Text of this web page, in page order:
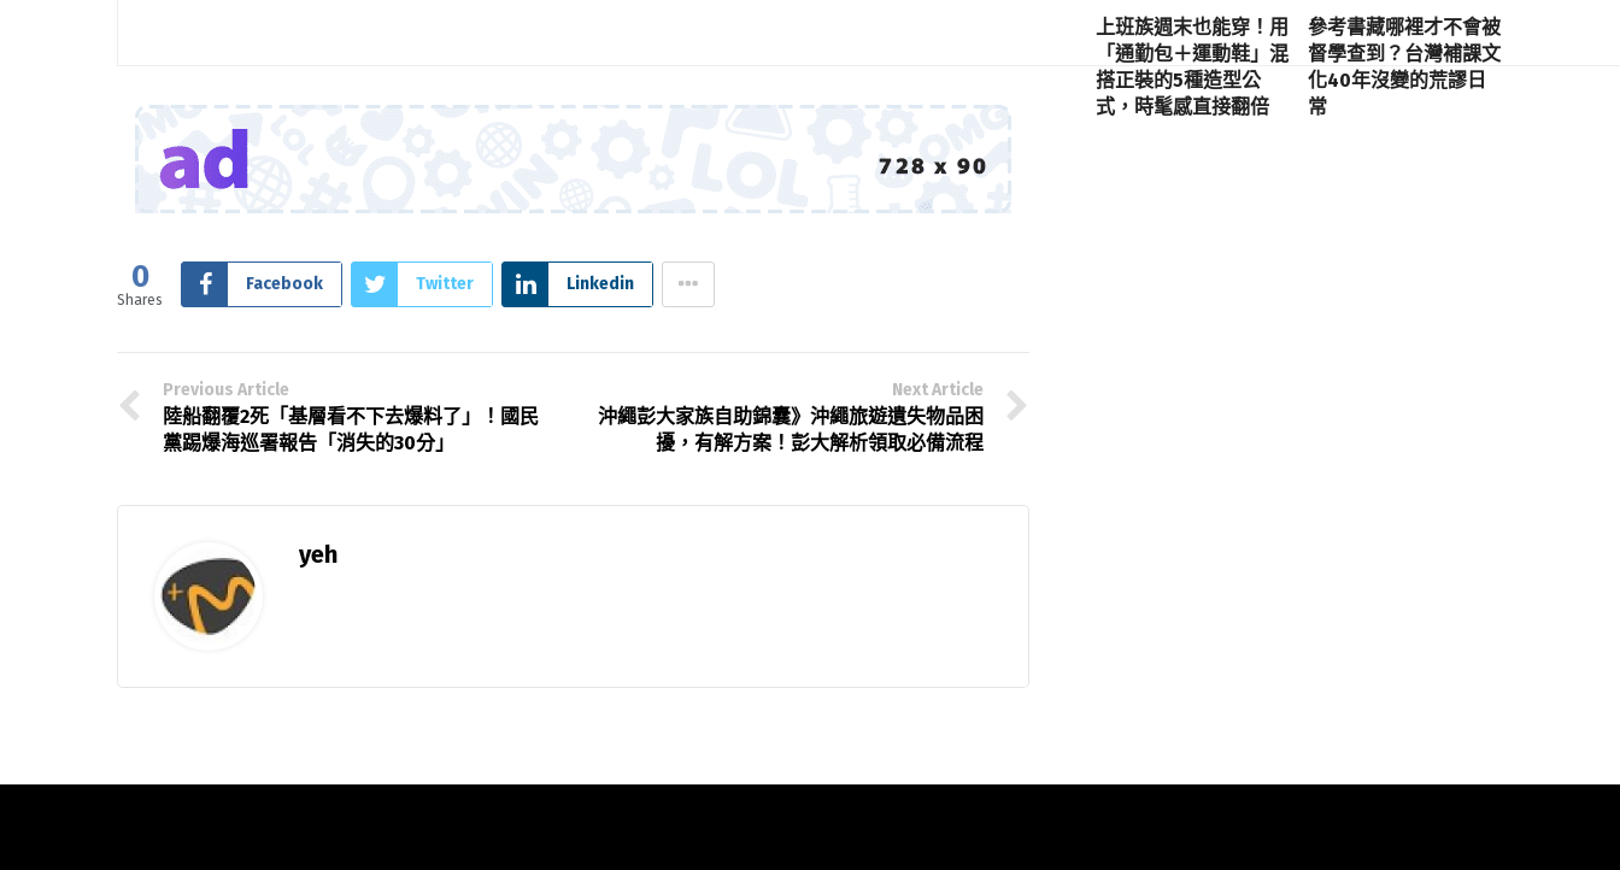
0
Shares
Facebook Twitter Linkedin
Previous Article
陸船翻覆2死「基層看不下去爆料了」！國民
黨踢爆海巡署報告「消失的30分」
Next Article
沖繩彭大家族自助錦囊》沖繩旅遊遺失物品困
擾，有解方案！彭大解析領取必備流程
yeh
上班族週末也能穿！用
「通勤包＋運動鞋」混
搭正裝的5種造型公
式，時髦感直接翻倍
參考書藏哪裡才不會被
督學查到？台灣補課文
化40年沒變的荒謬日
常